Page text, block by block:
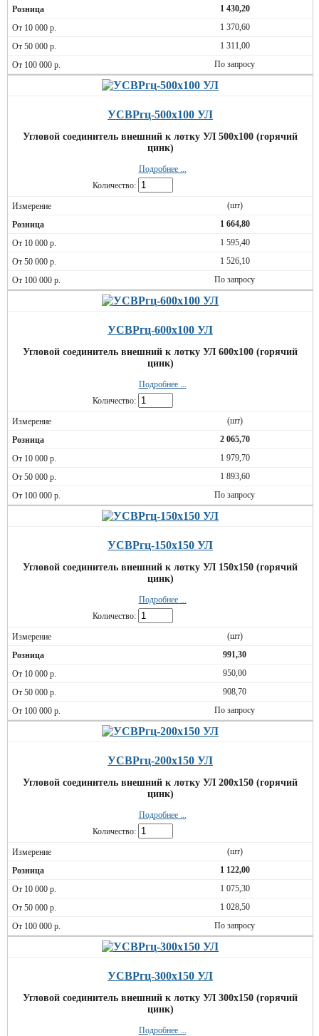
1 430,20
1 370,60
1 311,00
По запросу
УСВРгц-500х100 УЛ
Угловой соединитель внешний к лотку УЛ 500х100 (горячий
цинк)
Подробнее ...
Количество:
(шт)
1 664,80
1 595,40
1 526,10
По запросу
УСВРгц-600х100 УЛ
Угловой соединитель внешний к лотку УЛ 600х100 (горячий
цинк)
Подробнее ...
Количество:
(шт)
2 065,70
1 979,70
1 893,60
По запросу
УСВРгц-150х150 УЛ
Угловой соединитель внешний к лотку УЛ 150х150 (горячий
цинк)
Подробнее ...
Количество:
(шт)
991,30
950,00
908,70
По запросу
УСВРгц-200х150 УЛ
Угловой соединитель внешний к лотку УЛ 200х150 (горячий
цинк)
Подробнее ...
Количество:
(шт)
1 122,00
1 075,30
1 028,50
По запросу
УСВРгц-300х150 УЛ
Угловой соединитель внешний к лотку УЛ 300х150 (горячий
цинк)
Подробнее ...